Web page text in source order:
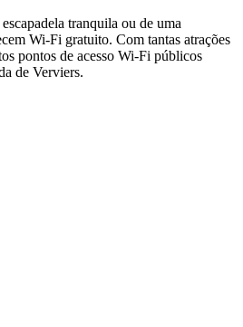
tranquila ou de uma
Wi-Fi gratuito. Com tantas atrações
pontos de acesso Wi-Fi públicos
de Verviers.